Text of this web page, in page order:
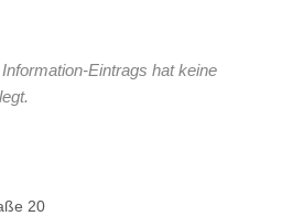
Eintrags hat keine
20